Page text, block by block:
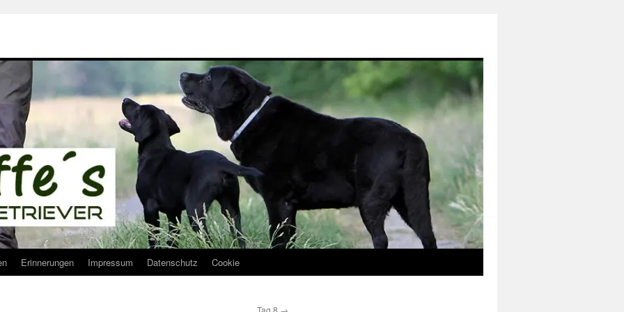
Erinnerungen Impressum Datenschutz Cookie
Tag 8 →